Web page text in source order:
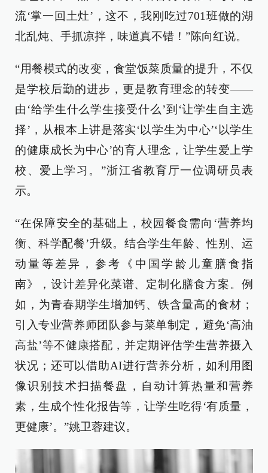
流‘掌一回土灶’，这不，我刚吃过701班做的湖
北乱炖、手抓凉拌，味道真不错！”陈向红说。
“用餐模式的改变，食堂饭菜质量的提升，不仅
是学校后勤的进步，更是教育理念的转变——
由‘给学生什么学生接受什么’到‘让学生自主选
择’，从根本上讲是落实‘以学生为中心’‘以学生
的健康成长为中心’的育人理念，让学生爱上学
校、爱上学习。”浙江省教育厅一位调研员表
示。
“在保障安全的基础上，校园餐食需向‘营养均
衡、科学配餐’升级。结合学生年龄、性别、运
动量等差异，参考《中国学龄儿童膳食指
南》，设计差异化菜谱、定制化膳食方案。例
如，为青春期学生增加钙、铁含量高的食材；
引入专业营养师团队参与菜单制定，避免‘高油
高盐’等不健康搭配，并定期评估学生营养摄入
状况；还可以借助AI进行营养分析，如利用图
像识别技术扫描餐盘，自动计算热量和营养
素，生成个性化报告等，让学生吃得‘有质量，
更健康’。”姚卫蓉建议。